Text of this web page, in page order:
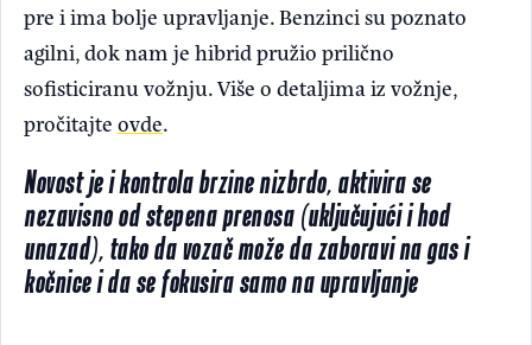
pre i ima bolje upravljanje. Benzinci su poznato
agilni, dok nam je hibrid pružio prilično
sofisticiranu vožnju. Više o detaljima iz vožnje,
pročitajte ovde.
Novost je i kontrola brzine nizbrdo, aktivira se
nezavisno od stepena prenosa (uključujući i hod
unazad), tako da vozač može da zaboravi na gas i
kočnice i da se fokusira samo na upravljanje